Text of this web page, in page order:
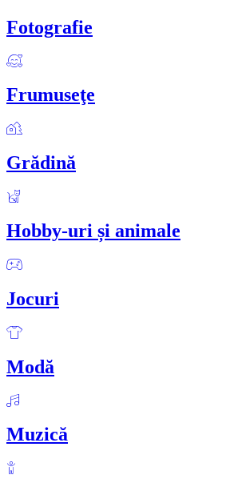
Fotografie
Frumuseţe
Grădină
Hobby-uri și animale
Jocuri
Modă
Muzică